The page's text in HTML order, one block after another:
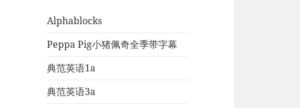
Alphablocks
Peppa Pig小猪佩奇全季带字幕
典范英语1a
典范英语3a